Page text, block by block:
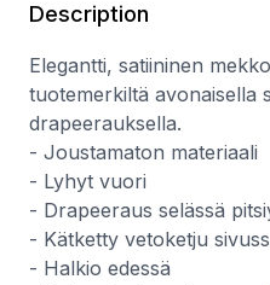
Description
Elegantti, satiininen
tuotemerkiltä avonaisella
drapeerauksella.
- Joustamaton materiaali
- Lyhyt vuori
- Drapeeraus selässä
- Kätketty vetoketju
- Halkio edessä